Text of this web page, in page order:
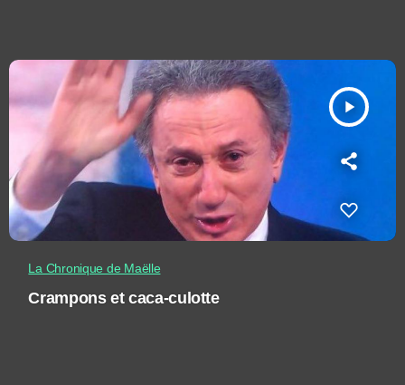
play_arrow
La Chronique de Maëlle
Crampons et caca-culotte